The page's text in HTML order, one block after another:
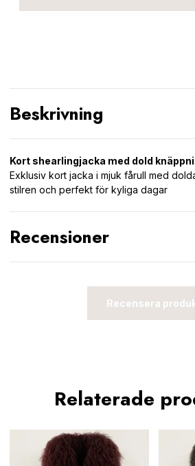
Beskrivning
Kort shearlingjacka med dold
Exklusiv kort jacka i mjuk fårull med
stilren och perfekt för kyliga dagar
Recensioner
Recensera
Relaterade